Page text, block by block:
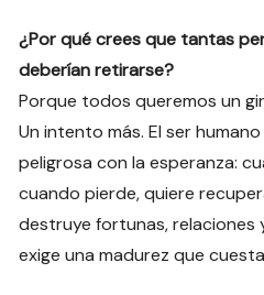
¿Por qué crees que tantas
deberían retirarse?
Porque todos queremos un
Un intento más. El ser
peligrosa con la esperanza:
cuando pierde, quiere
destruye fortunas, relaciones
exige una madurez que